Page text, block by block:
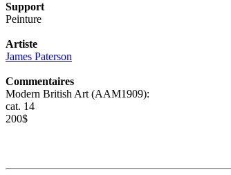
Support
Peinture
Artiste
James Paterson
Commentaires
Modern British Art (AAM1909):
cat. 14
200$